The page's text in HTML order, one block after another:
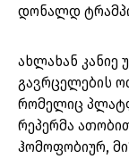
დონალდ
ახლახან კანიე
გავრცელების
რომელიც
რეპერმა
ჰომოფობიურ,